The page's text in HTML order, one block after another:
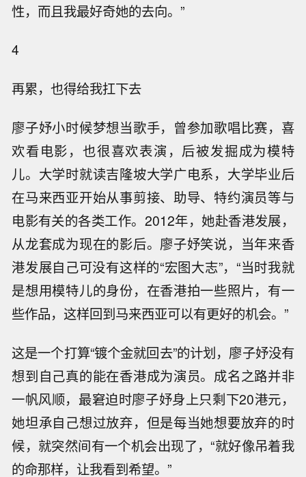
性，而且我最好奇她的去向。”
4
再累，也得给我扛下去
廖子妤小时候梦想当歌手，曾参加歌唱比赛，喜
欢看电影，也很喜欢表演，后被发掘成为模特
儿。大学时就读吉隆坡大学广电系，大学毕业后
在马来西亚开始从事剪接、助导、特约演员等与
电影有关的各类工作。2012年，她赴香港发展，
从龙套成为现在的影后。廖子妤笑说，当年来香
港发展自己可没有这样的“宏图大志”，“当时我就
是想用模特儿的身份，在香港拍一些照片，有一
些作品，这样回到马来西亚可以有更好的机会。”
这是一个打算“镀个金就回去”的计划，廖子妤没有
想到自己真的能在香港成为演员。成名之路并非
一帆风顺，最窘迫时廖子妤身上只剩下20港元，
她坦承自己想过放弃，但是每当她想要放弃的时
候，就突然间有一个机会出现了，“就好像吊着我
的命那样，让我看到希望。”